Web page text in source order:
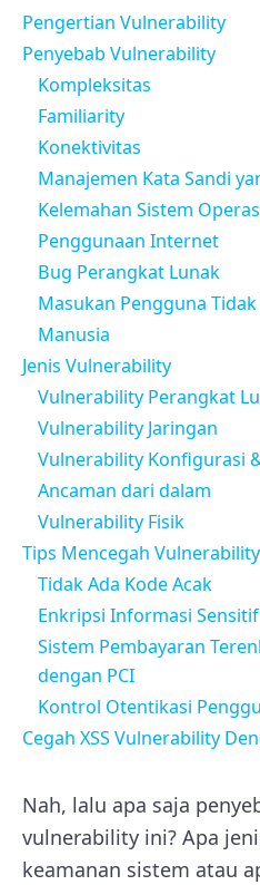
Pengertian Vulnerability
Penyebab Vulnerability
Kompleksitas
Familiarity
Konektivitas
Manajemen Kata Sandi
Kelemahan Sistem
Penggunaan Internet
Bug Perangkat Lunak
Masukan Pengguna
Manusia
Jenis Vulnerability
Vulnerability Perangkat
Vulnerability Jaringan
Vulnerability Konfigurasi
Ancaman dari dalam
Vulnerability Fisik
Tips Mencegah Vulnerability
Tidak Ada Kode Acak
Enkripsi Informasi Sensitif
Sistem Pembayaran
dengan PCI
Kontrol Otentikasi
Cegah XSS Vulnerability
Nah, lalu apa saja
vulnerability ini? Apa
keamanan sistem atau